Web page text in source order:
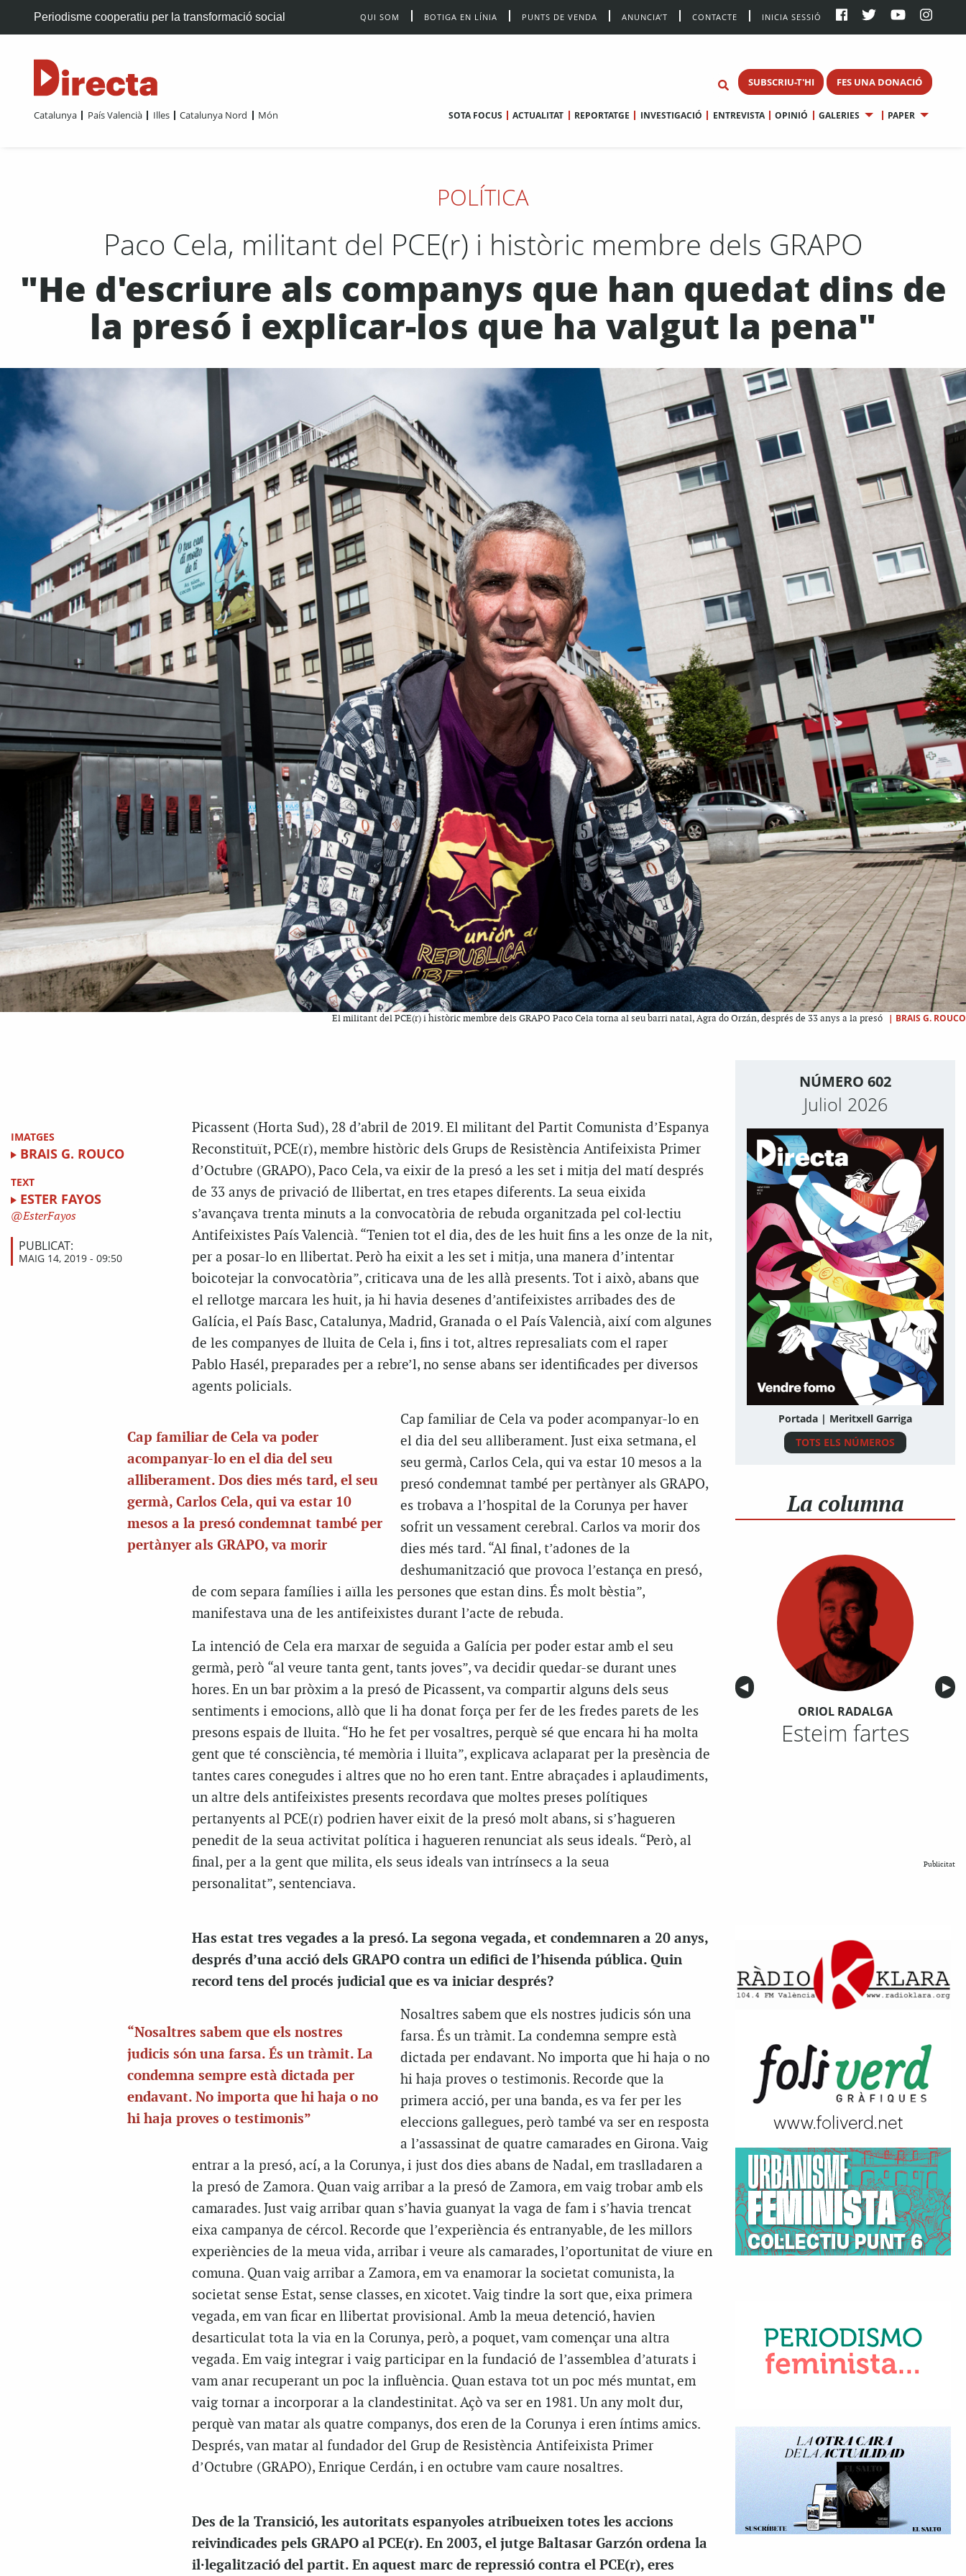
Periodisme cooperatiu per la transformació social QUI SOM BOTIGA EN LÍNIA PUNTS DE VENDA ANUNCIA’T CONTACTE INICIA SESSIÓ
SUBSCRIU-T'HI FES UNA DONACIÓ
Catalunya País Valencià Illes Catalunya Nord Món SOTA FOCUS ACTUALITAT REPORTATGE INVESTIGACIÓ ENTREVISTA OPINIÓ GALERIES PAPER
POLÍTICA
Paco Cela, militant del PCE(r) i històric membre dels GRAPO
"He d'escriure als companys que han quedat dins de
la presó i explicar-los que ha valgut la pena"
El militant del PCE(r) i històric membre dels GRAPO Paco Cela torna al seu barri natal, Agra do Orzán, després de 33 anys a la presó | BRAIS G. ROUCO
IMATGES
BRAIS G. ROUCO
TEXT
ESTER FAYOS
EsterFayos
PUBLICAT:
MAIG 14, 2019 - 09:50
Picassent (Horta Sud), 28 d’abril de 2019. El militant del Partit Comunista d’Espanya
Reconstituït, PCE(r), membre històric dels Grups de Resistència Antifeixista Primer
d’Octubre (GRAPO), Paco Cela, va eixir de la presó a les set i mitja del matí després
de 33 anys de privació de llibertat, en tres etapes diferents. La seua eixida
s’avançava trenta minuts a la convocatòria de rebuda organitzada pel col·lectiu
Antifeixistes País Valencià. “Tenien tot el dia, des de les huit fins a les onze de la nit,
per a posar-lo en llibertat. Però ha eixit a les set i mitja, una manera d’intentar
boicotejar la convocatòria”, criticava una de les allà presents. Tot i això, abans que
el rellotge marcara les huit, ja hi havia desenes d’antifeixistes arribades des de
Galícia, el País Basc, Catalunya, Madrid, Granada o el País Valencià, així com algunes
de les companyes de lluita de Cela i, fins i tot, altres represaliats com el raper
Pablo Hasél, preparades per a rebre’l, no sense abans ser identificades per diversos
agents policials.
Cap familiar de Cela va poder
acompanyar-lo en el dia del seu
alliberament. Dos dies més tard, el seu
germà, Carlos Cela, qui va estar 10
mesos a la presó condemnat també per
pertànyer als GRAPO, va morir
Cap familiar de Cela va poder acompanyar-lo en
el dia del seu alliberament. Just eixa setmana, el
seu germà, Carlos Cela, qui va estar 10 mesos a la
presó condemnat també per pertànyer als GRAPO,
es trobava a l’hospital de la Corunya per haver
sofrit un vessament cerebral. Carlos va morir dos
dies més tard. “Al final, t’adones de la
deshumanització que provoca l’estança en presó,
de com separa famílies i aïlla les persones que estan dins. És molt bèstia”,
manifestava una de les antifeixistes durant l’acte de rebuda.
La intenció de Cela era marxar de seguida a Galícia per poder estar amb el seu
germà, però “al veure tanta gent, tants joves”, va decidir quedar-se durant unes
hores. En un bar pròxim a la presó de Picassent, va compartir alguns dels seus
sentiments i emocions, allò que li ha donat força per fer de les fredes parets de les
presons espais de lluita. “Ho he fet per vosaltres, perquè sé que encara hi ha molta
gent que té consciència, té memòria i lluita”, explicava aclaparat per la presència de
tantes cares conegudes i altres que no ho eren tant. Entre abraçades i aplaudiments,
un altre dels antifeixistes presents recordava que moltes preses polítiques
pertanyents al PCE(r) podrien haver eixit de la presó molt abans, si s’hagueren
penedit de la seua activitat política i hagueren renunciat als seus ideals. “Però, al
final, per a la gent que milita, els seus ideals van intrínsecs a la seua
personalitat”, sentenciava.
Has estat tres vegades a la presó. La segona vegada, et condemnaren a 20 anys,
després d’una acció dels GRAPO contra un edifici de l’hisenda pública. Quin
record tens del procés judicial que es va iniciar després?
“Nosaltres sabem que els nostres
judicis són una farsa. És un tràmit. La
condemna sempre està dictada per
endavant. No importa que hi haja o no
hi haja proves o testimonis”
Nosaltres sabem que els nostres judicis són una
farsa. És un tràmit. La condemna sempre està
dictada per endavant. No importa que hi haja o no
hi haja proves o testimonis. Recorde que la
primera acció, per una banda, es va fer per les
eleccions gallegues, però també va ser en resposta
a l’assassinat de quatre camarades en Girona. Vaig
entrar a la presó, ací, a la Corunya, i just dos dies abans de Nadal, em traslladaren a
la presó de Zamora. Quan vaig arribar a la presó de Zamora, em vaig trobar amb els
camarades. Just vaig arribar quan s’havia guanyat la vaga de fam i s’havia trencat
eixa campanya de cércol. Recorde que l’experiència és entranyable, de les millors
experiències de la meua vida, arribar i veure als camarades, l’oportunitat de viure en
comuna. Quan vaig arribar a Zamora, em va enamorar la societat comunista, la
societat sense Estat, sense classes, en xicotet. Vaig tindre la sort que, eixa primera
vegada, em van ficar en llibertat provisional. Amb la meua detenció, havien
desarticulat tota la via en la Corunya, però, a poquet, vam començar una altra
vegada. Em vaig integrar i vaig participar en la fundació de l’assemblea d’aturats i
vam anar recuperant un poc la influència. Quan estava tot un poc més muntat, em
vaig tornar a incorporar a la clandestinitat. Açò va ser en 1981. Un any molt dur,
perquè van matar als quatre companys, dos eren de la Corunya i eren íntims amics.
Després, van matar al fundador del Grup de Resistència Antifeixista Primer
d’Octubre (GRAPO), Enrique Cerdán, i en octubre vam caure nosaltres.
Des de la Transició, les autoritats espanyoles atribueixen totes les accions
reivindicades pels GRAPO al PCE(r). En 2003, el jutge Baltasar Garzón ordena la
il·legalització del partit. En aquest marc de repressió contra el PCE(r), eres
NÚMERO 602
Juliol 2026
Portada | Meritxell Garriga
TOTS ELS NÚMEROS
La columna
Anterior
◀︎ ▶︎
ORIOL RADALGA
Esteim fartes
Publicitat